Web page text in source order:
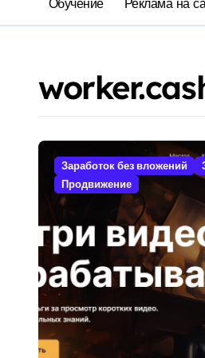
Обучение Реклама на
Заработок без вложений
Продвижение